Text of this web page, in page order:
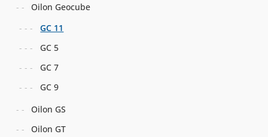
Oilon Geocube
GC 11
GC 5
GC 7
GC 9
Oilon GS
Oilon GT